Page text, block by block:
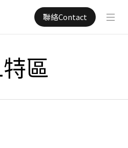
聯絡Contact
區